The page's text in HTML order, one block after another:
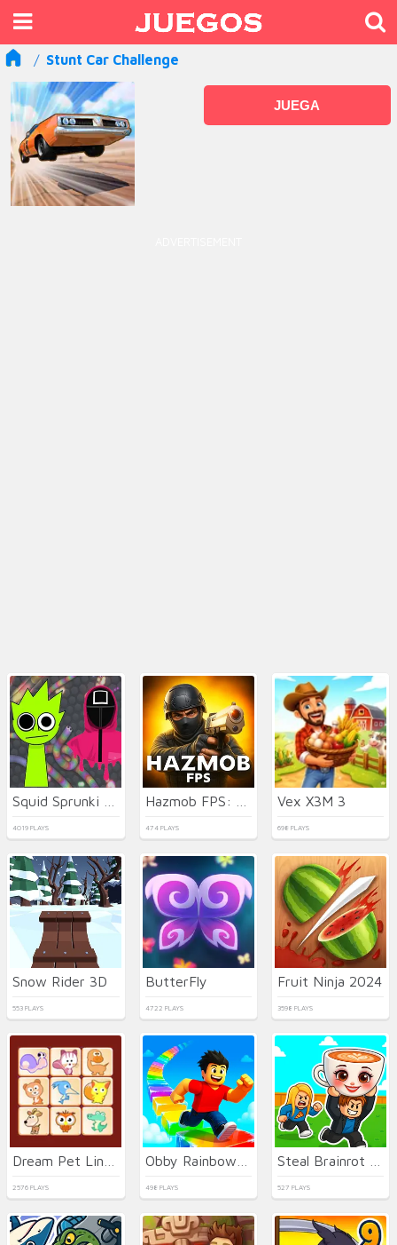
Stunt Car Challenge
JUEGA
4019 PLAYS 474 PLAYS
Vex X3M 3
698 PLAYS
Snow Rider 3D
553 PLAYS
ButterFly
4722 PLAYS
Fruit Ninja 2024
3598 PLAYS
2576 PLAYS 498 PLAYS 527 PLAYS